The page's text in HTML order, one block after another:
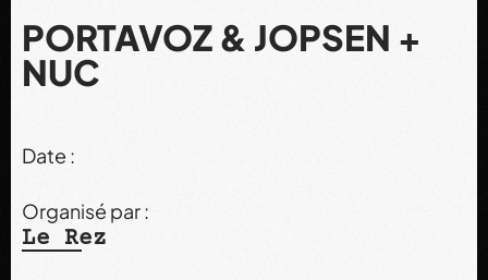
PORTAVOZ & JOPSEN +
NUC
Date :
Organisé par :
Le Rez